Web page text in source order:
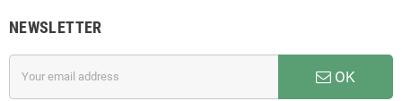
NEWSLETTER
OK